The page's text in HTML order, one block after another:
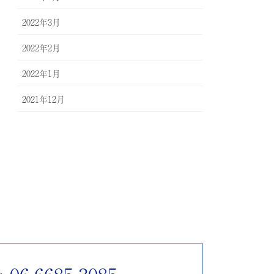
2022年3月
2022年2月
2022年1月
2021年12月